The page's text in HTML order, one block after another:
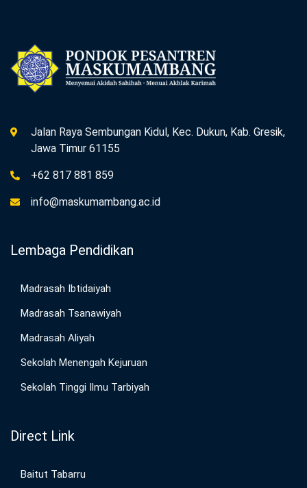
Jalan Raya Sembungan Kidul, Kec. Dukun, Kab. Gresik,
Jawa Timur 61155
+62 817 881 859
info@maskumambang.ac.id
Lembaga Pendidikan
Madrasah Ibtidaiyah
Madrasah Tsanawiyah
Madrasah Aliyah
Sekolah Menengah Kejuruan
Sekolah Tinggi Ilmu Tarbiyah
Direct Link
Baitut Tabarru